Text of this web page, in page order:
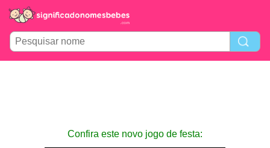
Confira este novo jogo de festa: